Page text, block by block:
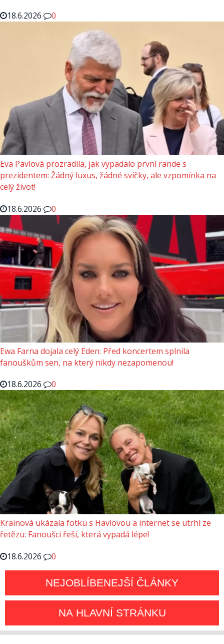
18.6.2026
0
Eva Pavlová prozradila, jak vypadalo první rande s
prezidentem: Žádný luxus, žádné svíčky, ale vzpomínka na
celý život!
18.6.2026
0
Ewa Farna dojala celý Eden: Před koncertem splnila
fanouškům sen, na který nikdy nezapomenou!
18.6.2026
0
Krainová ukázala fotku s Havlovou a internet se utrhl ze
řetězu: Fanoušci řeší, která vypadá lépe!
18.6.2026
0
NEJOBLÍBENEJŠÍ ČLÁNKY
NA HLAVNÍ STRÁNKU